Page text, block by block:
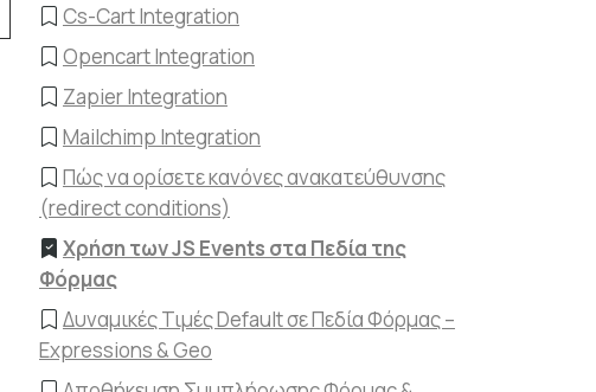
Cs-Cart Integration
Opencart Integration
Zapier Integration
Mailchimp Integration
Πώς να ορίσετε κανόνες ανακατεύθυνσης
(redirect conditions)
Χρήση των JS Events στα Πεδία της
Φόρμας
Δυναμικές Τιμές Default σε Πεδία Φόρμας –
Expressions & Geo